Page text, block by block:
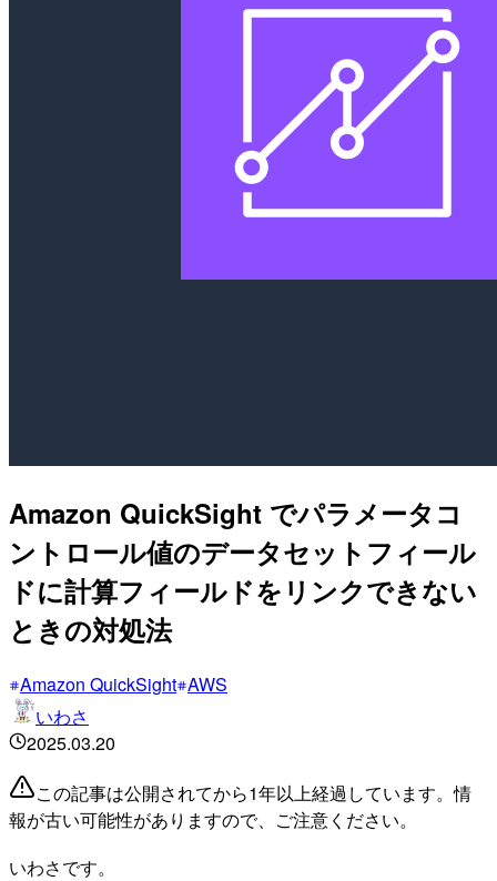
Amazon QuickSight でパラメータコ
ントロール値のデータセットフィール
ドに計算フィールドをリンクできない
ときの対処法
Amazon QuickSight AWS
いわさ
2025.03.20
この記事は公開されてから1年以上経過しています。情
報が古い可能性がありますので、ご注意ください。
いわさです。